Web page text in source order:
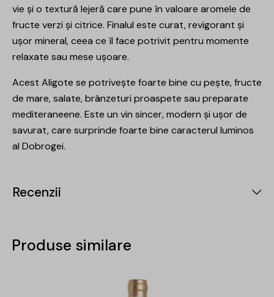
vie și o textură lejeră care pune în valoare aromele de
fructe verzi și citrice. Finalul este curat, revigorant și
ușor mineral, ceea ce îl face potrivit pentru momente
relaxate sau mese ușoare.
Acest Aligote se potrivește foarte bine cu pește, fructe
de mare, salate, brânzeturi proaspete sau preparate
mediteraneene. Este un vin sincer, modern și ușor de
savurat, care surprinde foarte bine caracterul luminos
al Dobrogei.
Recenzii
Produse similare